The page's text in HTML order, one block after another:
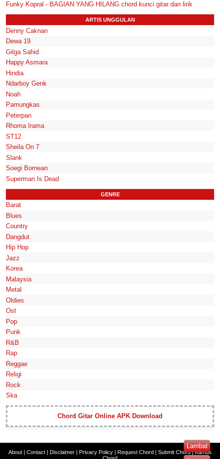
Lambat
Funky Kopral - BAGIAN YANG HILANG chord kunci gitar dan lirik
ARTIS UNGGULAN
Denny Caknan
Dewa 19
Gilga Sahid
Happy Asmara
Hindia
Ndarboy Genk
Noah
Pamungkas
Peterpan
Rhoma Irama
ST12
Sheila On 7
Slank
Soegi Bornean
Superman Is Dead
GENRE
Barat
Blues
Country
Dangdut
Hip Hop
Jazz
Korea
Malaysia
Metal
Oldies
Ost
Pop
Punk
R&B
Rap
Reggae
Religi
Rock
Ska
Chord Gitar Online APK Download
About Contact Disclaimer Privacy Policy Request Chord Submit Chord|Kamus